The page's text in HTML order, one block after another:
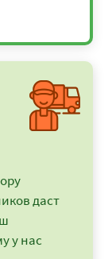
даст
у нас